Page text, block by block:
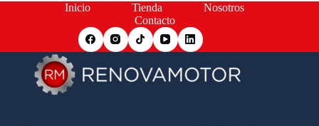
Inicio Tienda
Nosotros
Contacto